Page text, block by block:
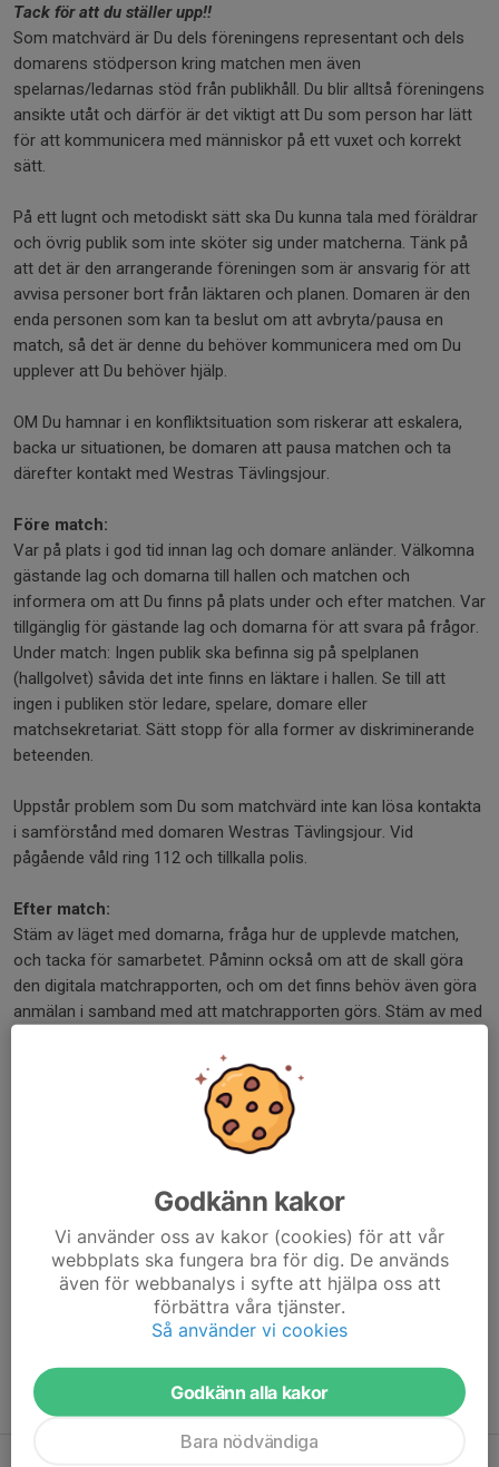
Tack för att du ställer upp!!
Som matchvärd är Du dels föreningens representant och dels
domarens stödperson kring matchen men även
spelarnas/ledarnas stöd från publikhåll. Du blir alltså föreningens
ansikte utåt och därför är det viktigt att Du som person har lätt
för att kommunicera med människor på ett vuxet och korrekt
sätt.
På ett lugnt och metodiskt sätt ska Du kunna tala med föräldrar
och övrig publik som inte sköter sig under matcherna. Tänk på
att det är den arrangerande föreningen som är ansvarig för att
avvisa personer bort från läktaren och planen. Domaren är den
enda personen som kan ta beslut om att avbryta/pausa en
match, så det är denne du behöver kommunicera med om Du
upplever att Du behöver hjälp.
OM Du hamnar i en konfliktsituation som riskerar att eskalera,
backa ur situationen, be domaren att pausa matchen och ta
därefter kontakt med Westras Tävlingsjour.
Före match:
Var på plats i god tid innan lag och domare anländer. Välkomna
gästande lag och domarna till hallen och matchen och
informera om att Du finns på plats under och efter matchen. Var
tillgänglig för gästande lag och domarna för att svara på frågor.
Under match: Ingen publik ska befinna sig på spelplanen
(hallgolvet) såvida det inte finns en läktare i hallen. Se till att
ingen i publiken stör ledare, spelare, domare eller
matchsekretariat. Sätt stopp för alla former av diskriminerande
beteenden.
Uppstår problem som Du som matchvärd inte kan lösa kontakta
i samförstånd med domaren Westras Tävlingsjour. Vid
pågående våld ring 112 och tillkalla polis.
Efter match:
Stäm av läget med domarna, fråga hur de upplevde matchen,
och tacka för samarbetet. Påminn också om att de skall göra
den digitala matchrapporten, och om det finns behöv även göra
anmälan i samband med att matchrapporten görs. Stäm av med
perspektiv, tacka för god match.
Michael Malm, Kanslichef, 0704-402713
Lisa Ekholm, Tävlingsansvarig Distriktsstyrelsen, 0762-890226
LYCKA TILL!!
Dela nyhet
Tidigare nyheter
Godkänn kakor
Vi använder oss av kakor (cookies) för att vår
webbplats ska fungera bra för dig. De används
även för webbanalys i syfte att hjälpa oss att
förbättra våra tjänster.
Så använder vi cookies
Godkänn alla kakor
Bara nödvändiga